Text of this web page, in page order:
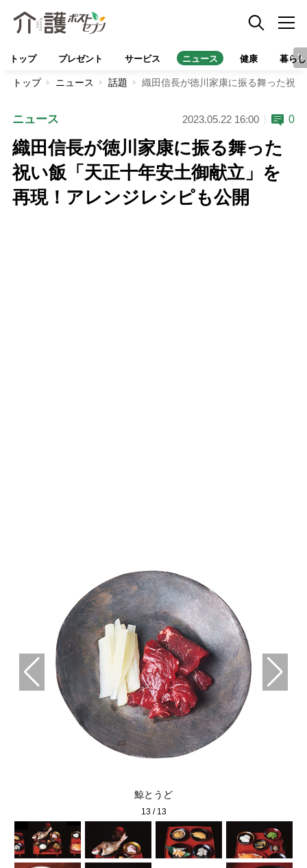
トップ プレゼント サービス ニュース 健康 暮らし
トップ ニュース 話題 織田信長が徳川家康に振る舞った祝
ニュース 2023.05.22 16:00 0
織田信長が徳川家康に振る舞った
祝い飯「天正十年安土御献立」を
再現！アレンジレシピも公開
鯨とうど
13/ 13